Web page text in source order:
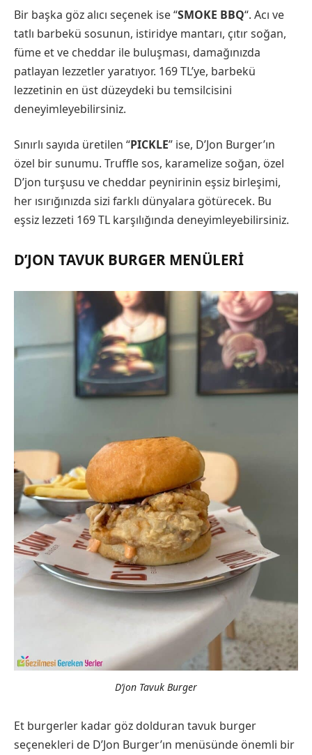
Bir başka göz alıcı seçenek ise “SMOKE BBQ“. Acı ve
tatlı barbekü sosunun, istiridye mantarı, çıtır soğan,
füme et ve cheddar ile buluşması, damağınızda
patlayan lezzetler yaratıyor. 169 TL’ye, barbekü
lezzetinin en üst düzeydeki bu temsilcisini
deneyimleyebilirsiniz.
Sınırlı sayıda üretilen “PICKLE” ise, D’Jon Burger’ın
özel bir sunumu. Truffle sos, karamelize soğan, özel
D’jon turşusu ve cheddar peynirinin eşsiz birleşimi,
her ısırığınızda sizi farklı dünyalara götürecek. Bu
eşsiz lezzeti 169 TL karşılığında deneyimleyebilirsiniz.
D’JON TAVUK BURGER MENÜLERI
D’jon Tavuk Burger
Et burgerler kadar göz dolduran tavuk burger
seçenekleri de D’Jon Burger’ın menüsünde önemli bir